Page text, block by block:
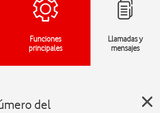
Funciones
principales
Llamadas y
mensajes
del